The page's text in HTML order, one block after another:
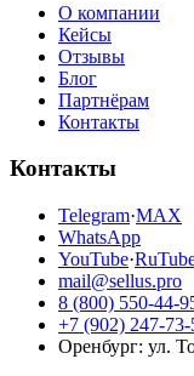
О компании
Кейсы
Отзывы
Блог
Партнёрам
Контакты
Контакты
Telegram·MAX
WhatsApp
YouTube·
mail@sellus.pro
8 (800) 550-44-
+7 (902) 247-73-
Оренбург: ул.